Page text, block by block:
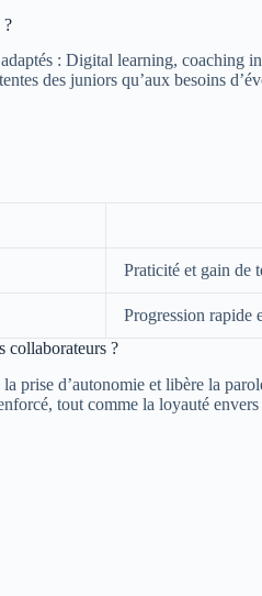
?
: Digital learning,
des juniors qu’aux besoins
Praticité et gain de
Progression rapide
collaborateurs ?
prise d’autonomie et libère la
tout comme la loyauté